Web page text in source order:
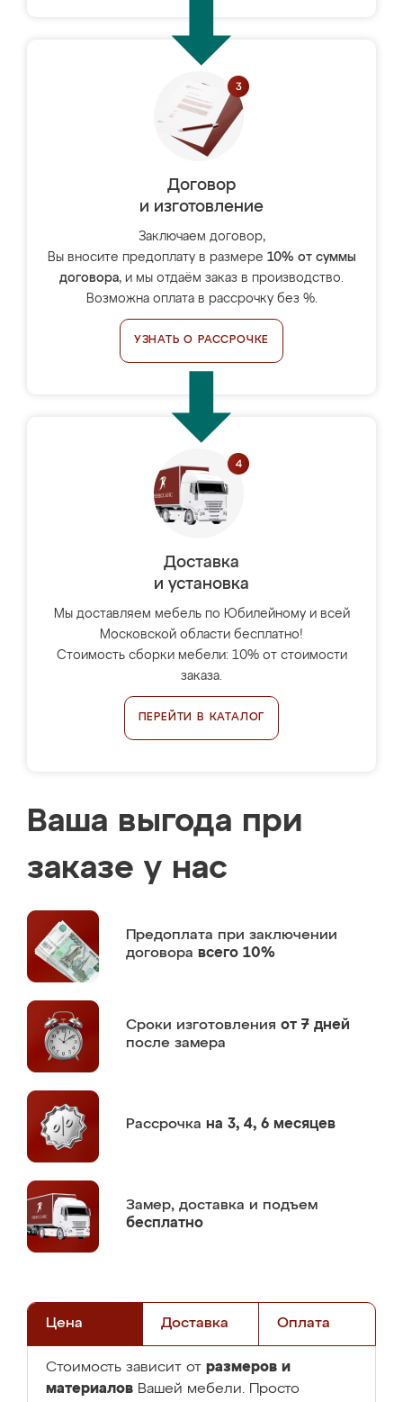
Договор
и изготовление
Заключаем договор,
Вы вносите предоплату в размере 10% от суммы
договора, и мы отдаём заказ в производство.
Возможна оплата в рассрочку без %.
УЗНАТЬ О РАССРОЧКЕ
Доставка
и установка
Мы доставляем мебель по Юбилейному и всей
Московской области бесплатно!
Стоимость сборки мебели: 10% от стоимости
заказа.
ПЕРЕЙТИ В КАТАЛОГ
Ваша выгода при
заказе у нас
Предоплата при заключении
договора всего 10%
Сроки изготовления от 7 дней
после замера
Рассрочка на 3, 4, 6 месяцев
Замер, доставка и подъем
бесплатно
Цена Доставка Оплата
Стоимость зависит от размеров и
материалов Вашей мебели. Просто